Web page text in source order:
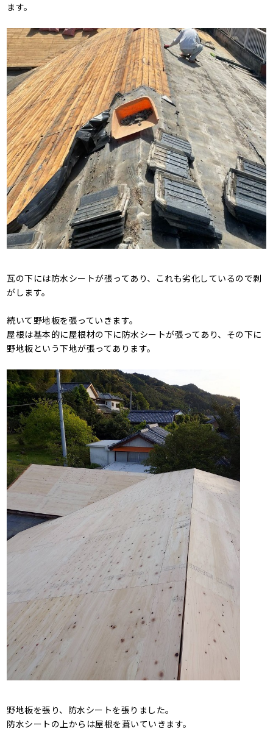
ます。
瓦の下には防水シートが張ってあり、これも劣化しているので剥
がします。
続いて野地板を張っていきます。
屋根は基本的に屋根材の下に防水シートが張ってあり、その下に
野地板という下地が張ってあります。
野地板を張り、防水シートを張りました。
防水シートの上からは屋根を葺いていきます。